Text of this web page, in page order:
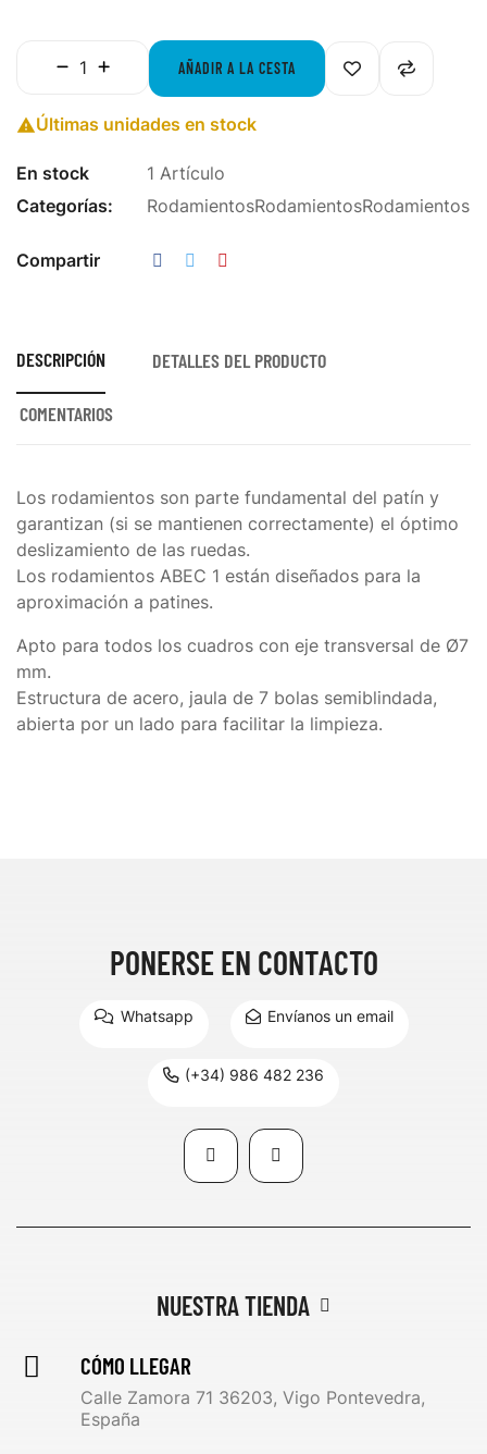
AÑADIR A LA CESTA
Últimas unidades en stock
En stock
1 Artículo
Categorías:
RodamientosRodamientosRodamientos
Compartir
DESCRIPCIÓN DETALLES DEL PRODUCTO
COMENTARIOS
Los rodamientos son parte fundamental del patín y
garantizan (si se mantienen correctamente) el óptimo
deslizamiento de las ruedas.
Los rodamientos ABEC 1 están diseñados para la
aproximación a patines.
Apto para todos los cuadros con eje transversal de Ø7
mm.
Estructura de acero, jaula de 7 bolas semiblindada,
abierta por un lado para facilitar la limpieza.
PONERSE EN CONTACTO
Whatsapp Envíanos un email
(+34) 986 482 236
NUESTRA TIENDA
CÓMO LLEGAR
Calle Zamora 71 36203, Vigo Pontevedra,
España